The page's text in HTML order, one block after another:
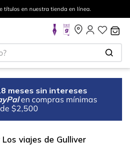
títulos en nuestra tienda en línea.
meses sin intereses
en compras mínimas
de $2,500
viajes de Gulliver